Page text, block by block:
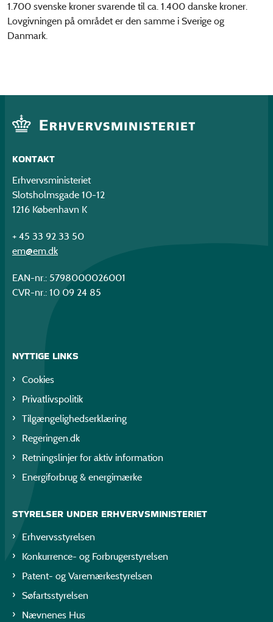
1.700 svenske kroner svarende til ca. 1.400 danske kroner.
Lovgivningen på området er den samme i Sverige og
Danmark.
KONTAKT
Erhvervsministeriet
Slotsholmsgade 10-12
1216 København K
+ 45 33 92 33 50
em@em.dk
EAN-nr.: 5798000026001
CVR-nr.: 10 09 24 85
NYTTIGE LINKS
Cookies
Privatlivspolitik
Tilgængelighedserklæring
Regeringen.dk
Retningslinjer for aktiv information
Energiforbrug & energimærke
STYRELSER UNDER ERHVERVSMINISTERIET
Erhvervsstyrelsen
Konkurrence- og Forbrugerstyrelsen
Patent- og Varemærkestyrelsen
Søfartsstyrelsen
Nævnenes Hus